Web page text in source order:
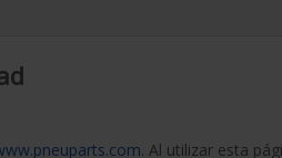
. Al utilizar esta